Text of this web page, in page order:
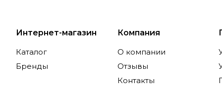
Интернет-магазин
Каталог
Бренды
Компания
О компании
Отзывы
Контакты